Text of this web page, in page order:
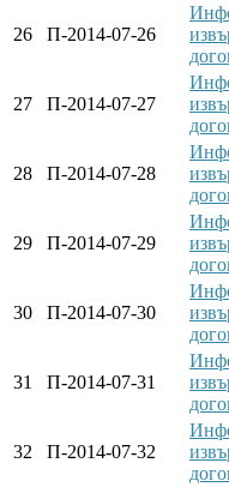
26 П-2014-07-26
27 П-2014-07-27
28 П-2014-07-28
29 П-2014-07-29
30 П-2014-07-30
31 П-2014-07-31
32 П-2014-07-32